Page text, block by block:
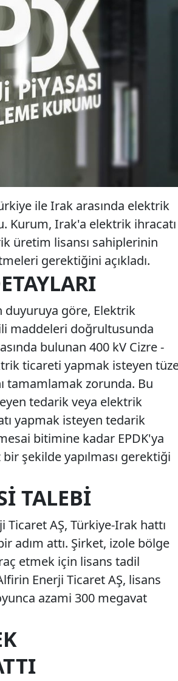
ile Irak arasında elektrik
Kurum, Irak'a elektrik ihracatı
üretim lisansı sahiplerinin
gerektiğini açıkladı.
duyuruya göre, Elektrik
maddeleri doğrultusunda
bulunan 400 kV Cizre -
ticareti yapmak isteyen
tamamlamak zorunda. Bu
tedarik veya elektrik
yapmak isteyen tedarik
bitimine kadar EPDK'ya
şekilde yapılması gerektiği
TALEBI
AŞ, Türkiye-Irak hattı
adım attı. Şirket, izole bölge
etmek için lisans tadil
Enerji Ticaret AŞ, lisans
azami 300 megavat